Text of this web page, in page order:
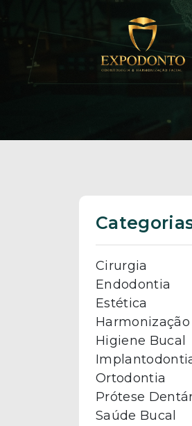
Cirurgia
Endodontia
Estética
Higiene Bucal
Ortodontia
Prótese
Saúde Bucal